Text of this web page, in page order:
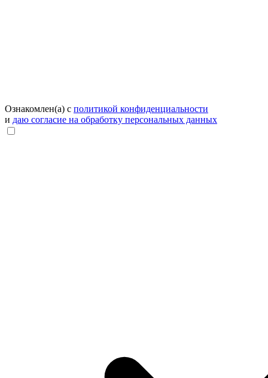
Ознакомлен(а) с политикой конфиденциальности
и даю согласие на обработку персональных данных